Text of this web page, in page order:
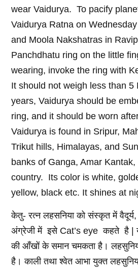
wear Vaidurya. To pacify
Vaidurya Ratna on
and Moola Nakshatras in
Panchdhatu ring on the little
wearing, invoke the ring with
It should not weigh less than 5
years, Vaidurya should be
ring, and it should be worn
Vaidurya is found in Sripur,
Trikut hills, Himalayas, and
banks of Ganga, Amar
country. Its color is white,
yellow, black etc. It shines at
केतु- रत्न लहसनिया को संस्कृत में वैदूर्य,
अंग्रेजी में इसे Cat’s eye कहते है |
की आँखों के समान चमकता है। लहसुनिया
है। काली तथा श्वेत आभा युक्त